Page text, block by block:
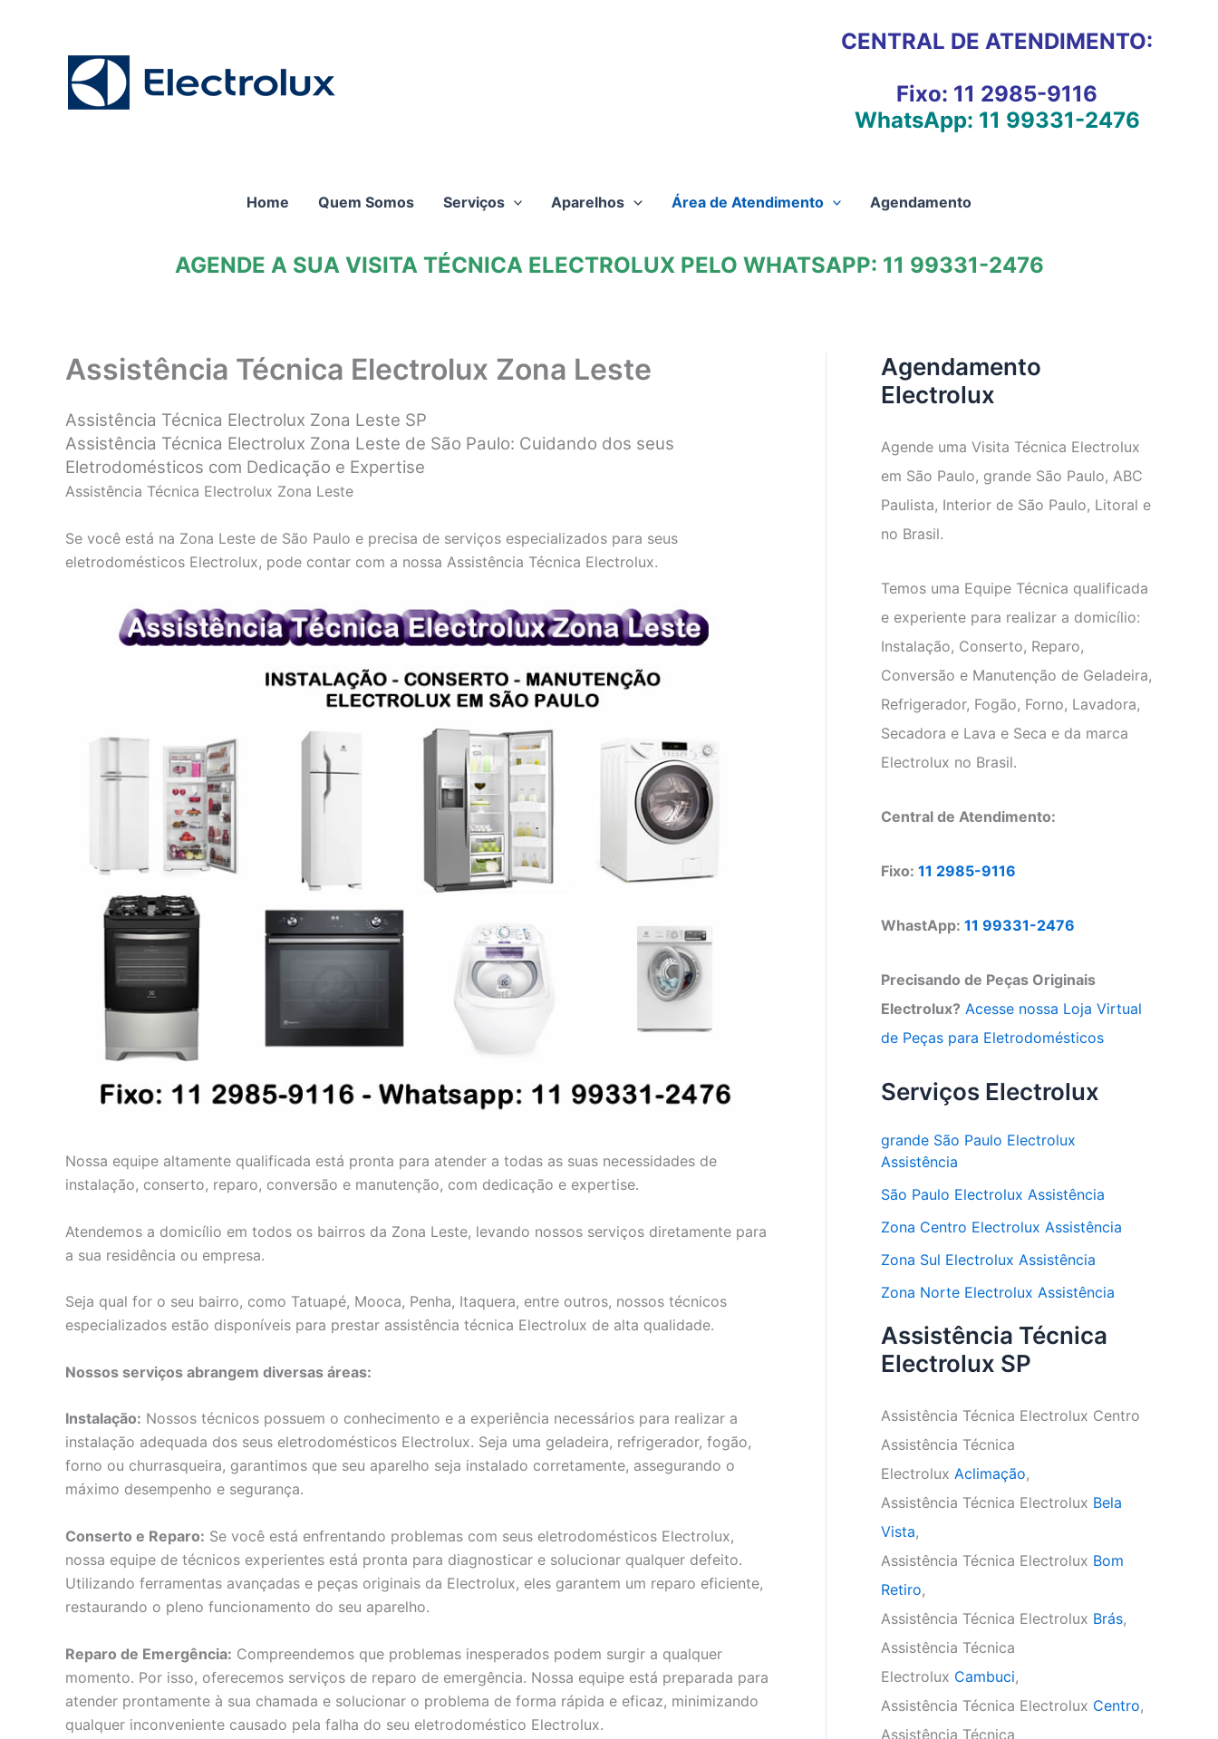
CENTRAL DE ATENDIMENTO:
Fixo: 11 2985-9116
WhatsApp: 11 99331-2476
Home Quem Somos Serviços Aparelhos Área de Atendimento Agendamento
AGENDE A SUA VISITA TÉCNICA ELECTROLUX PELO WHATSAPP: 11 99331-2476
Assistência Técnica Electrolux Zona Leste
Assistência Técnica Electrolux Zona Leste SP
Assistência Técnica Electrolux Zona Leste de São Paulo: Cuidando dos seus
Eletrodomésticos com Dedicação e Expertise
Assistência Técnica Electrolux Zona Leste
Se você está na Zona Leste de São Paulo e precisa de serviços especializados para seus
eletrodomésticos Electrolux, pode contar com a nossa Assistência Técnica Electrolux.
Nossa equipe altamente qualificada está pronta para atender a todas as suas necessidades de
instalação, conserto, reparo, conversão e manutenção, com dedicação e expertise.
Atendemos a domicílio em todos os bairros da Zona Leste, levando nossos serviços diretamente para
a sua residência ou empresa.
Seja qual for o seu bairro, como Tatuapé, Mooca, Penha, Itaquera, entre outros, nossos técnicos
especializados estão disponíveis para prestar assistência técnica Electrolux de alta qualidade.
Nossos serviços abrangem diversas áreas:
Instalação: Nossos técnicos possuem o conhecimento e a experiência necessários para realizar a
instalação adequada dos seus eletrodomésticos Electrolux. Seja uma geladeira, refrigerador, fogão,
forno ou churrasqueira, garantimos que seu aparelho seja instalado corretamente, assegurando o
máximo desempenho e segurança.
Conserto e Reparo: Se você está enfrentando problemas com seus eletrodomésticos Electrolux,
nossa equipe de técnicos experientes está pronta para diagnosticar e solucionar qualquer defeito.
Utilizando ferramentas avançadas e peças originais da Electrolux, eles garantem um reparo eficiente,
restaurando o pleno funcionamento do seu aparelho.
Reparo de Emergência: Compreendemos que problemas inesperados podem surgir a qualquer
momento. Por isso, oferecemos serviços de reparo de emergência. Nossa equipe está preparada para
atender prontamente à sua chamada e solucionar o problema de forma rápida e eficaz, minimizando
qualquer inconveniente causado pela falha do seu eletrodoméstico Electrolux.
Agendamento
Electrolux
Agende uma Visita Técnica Electrolux
em São Paulo, grande São Paulo, ABC
Paulista, Interior de São Paulo, Litoral e
no Brasil.
Temos uma Equipe Técnica qualificada
e experiente para realizar a domicílio:
Instalação, Conserto, Reparo,
Conversão e Manutenção de Geladeira,
Refrigerador, Fogão, Forno, Lavadora,
Secadora e Lava e Seca e da marca
Electrolux no Brasil.
Central de Atendimento:
Fixo: 11 2985-9116
WhastApp: 11 99331-2476
Precisando de Peças Originais
Electrolux? Acesse nossa Loja Virtual
de Peças para Eletrodomésticos
Serviços Electrolux
grande São Paulo Electrolux
Assistência
São Paulo Electrolux Assistência
Zona Centro Electrolux Assistência
Zona Sul Electrolux Assistência
Zona Norte Electrolux Assistência
Assistência Técnica
Electrolux SP
Assistência Técnica Electrolux Centro
Assistência Técnica
Electrolux Aclimação,
Assistência Técnica Electrolux Bela
Vista,
Assistência Técnica Electrolux Bom
Retiro,
Assistência Técnica Electrolux Brás,
Assistência Técnica
Electrolux Cambuci,
Assistência Técnica Electrolux Centro,
Assistência Técnica